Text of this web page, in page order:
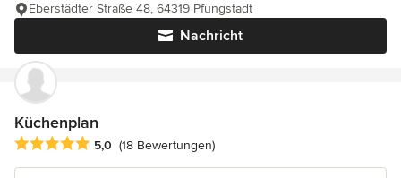
Nachricht
Eberstädter Straße 48, 64319 Pfungstadt
Küchenplan
Durchschnittliche Bewertung: 5 von 5 Sternen
5,0 (18 Bewertungen)